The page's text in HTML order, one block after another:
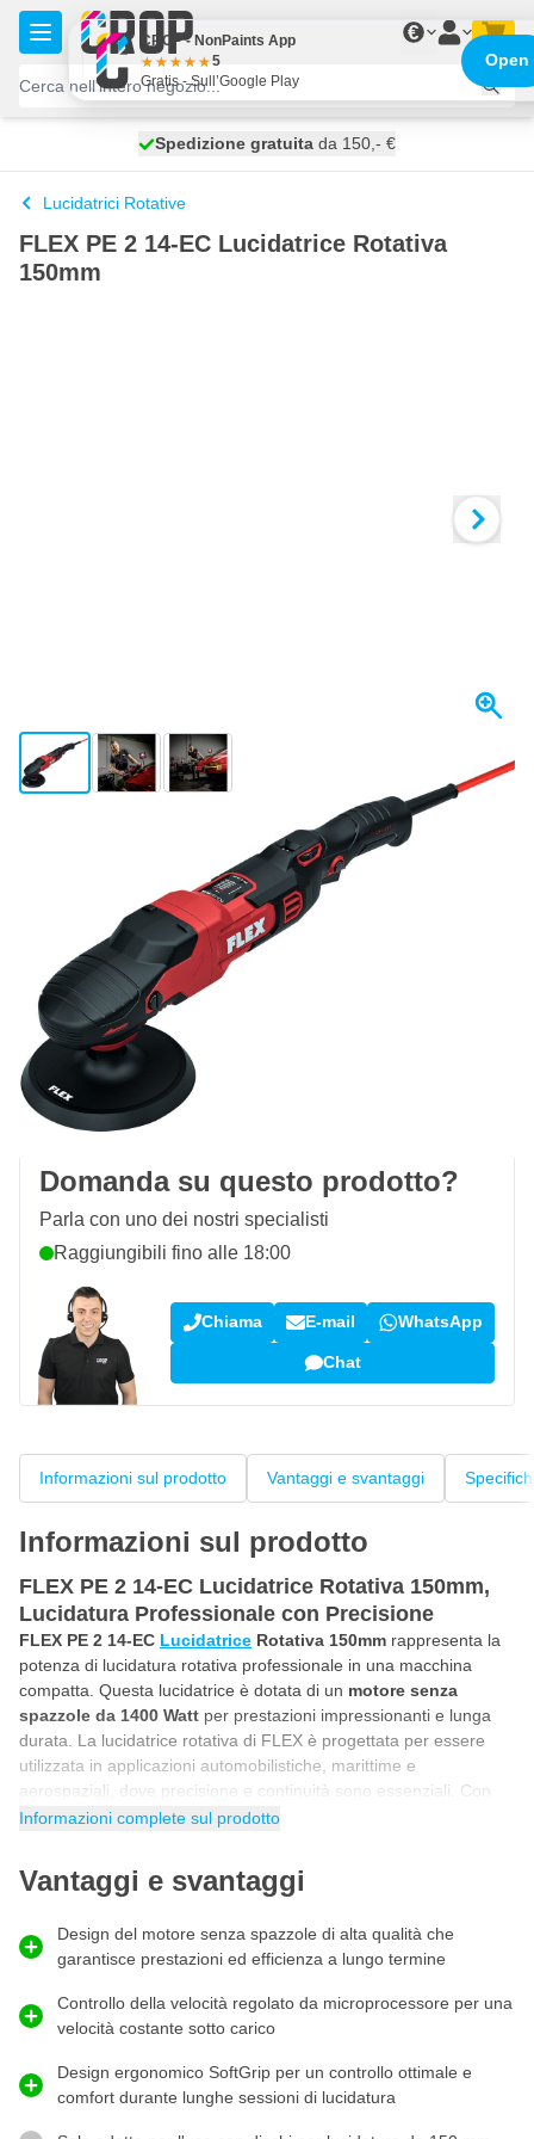
Salta al contenuto
€
spedito oggi
Spedizione gratuita da 150,- €
100 giorni
Lucidatrici Rotative
FLEX PE 2 14-EC Lucidatrice Rotativa
150mm
View larger imageView larger imageView larger image
€ incl. IVA
Aggiungi al Carrello
Ordina entro le 22:59,
Spedizione gratuita
100 giorni
per resi & cambi
Recensioni dei clienti:
Domanda su questo prodotto?
Parla con uno dei nostri specialisti
Raggiungibili fino alle 18:00
Chiama E-mail WhatsApp
Chat
Informazioni sul prodotto Vantaggi e svantaggi
Informazioni sul prodotto
FLEX PE 2 14-EC Lucidatrice Rotativa 150mm,
Lucidatura Professionale con Precisione
FLEX PE 2 14-EC Lucidatrice Rotativa 150mm rappresenta la
potenza di lucidatura rotativa professionale in una macchina
compatta. Questa lucidatrice è dotata di un motore senza
spazzole da 1400 Watt per prestazioni impressionanti e lunga
durata. La lucidatrice rotativa di FLEX è progettata per essere
utilizzata in applicazioni automobilistiche, marittime e
aerospaziali, dove precisione e continuità sono essenziali. Con
un'ampia gamma di velocità regolabile e un design ergonomico
lavori di lucidatura intensivi.
PE 2 14-EC
Ciò che distingue questa lucidatrice rotativa FLEX PE 2 14-EC è
motore. Il motore senza spazzole offre una distribuzione stabile
ed efficiente della potenza, consentendo alla macchina di
Grazie alla regolazione della velocità controllata da
microprocessore, la velocità impostata rimane costante, anche
sotto pressione, con protezione da sovraccarico, protezione da
Informazioni complete sul prodotto
Vantaggi e svantaggi
Design del motore senza spazzole di alta qualità che
garantisce prestazioni ed efficienza a lungo termine
Controllo della velocità regolato da microprocessore per una
velocità costante sotto carico
Design ergonomico SoftGrip per un controllo ottimale e
comfort durante lunghe sessioni di lucidatura
CROP - NonPaints App
5
Gratis - Sull’Google Play
Open